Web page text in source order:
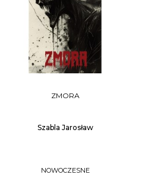
ZMORA
Szabla Jarosław
NOWOCZESNE